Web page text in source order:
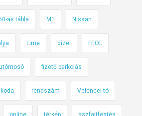
as tábla M1 Nissan
Lime dízel FEOL
fizető parkolás
rendszám Velencei-tó